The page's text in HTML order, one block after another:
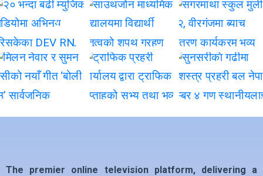
The premier online television platform, delivering a